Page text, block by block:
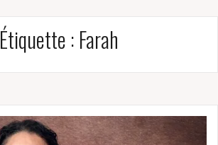
Étiquette : Farah